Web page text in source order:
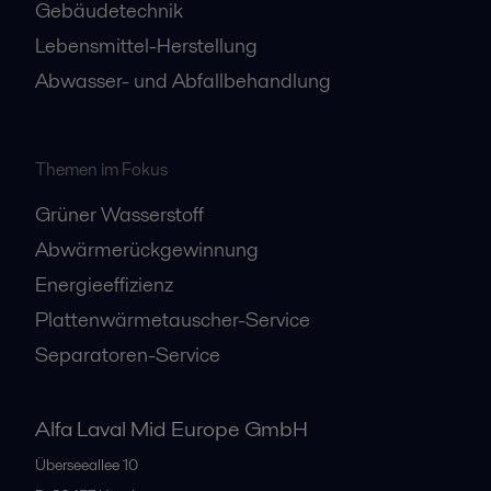
Prozessleistung bei gleichzeitiger Sicherheit für Menschen und Umwelt.
Gebäudetechnik
Lebensmittel-Herstellung
Abwasser- und Abfallbehandlung
Themen im Fokus
Grüner Wasserstoff
Abwärmerückgewinnung
Energieeffizienz
Plattenwärmetauscher-Service
Separatoren-Service
Alfa Laval Mid Europe GmbH
Überseeallee 10